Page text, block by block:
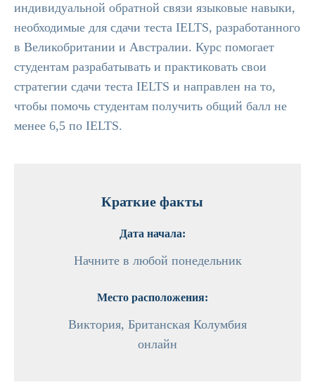
индивидуальной обратной связи языковые навыки,
необходимые для сдачи теста IELTS, разработанного
в Великобритании и Австралии. Курс помогает
студентам разрабатывать и практиковать свои
стратегии сдачи теста IELTS и направлен на то,
чтобы помочь студентам получить общий балл не
менее 6,5 по IELTS.
Краткие факты
Дата начала:
Начните в любой понедельник
Место расположения:
Виктория, Британская Колумбия
онлайн